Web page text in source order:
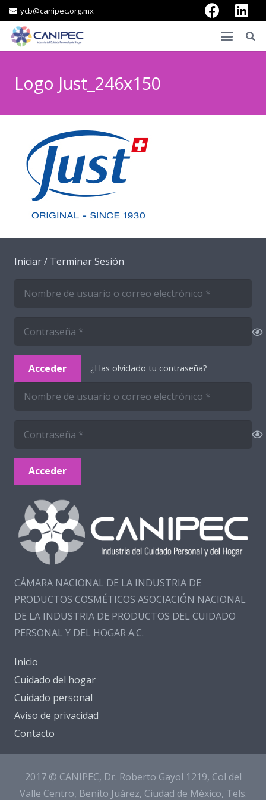
ycb@canipec.org.mx
Logo Just_246x150
Iniciar / Terminar Sesión
Acceder ¿Has olvidado tu contraseña?
Acceder
CÁMARA NACIONAL DE LA INDUSTRIA DE
PRODUCTOS COSMÉTICOS ASOCIACIÓN NACIONAL
DE LA INDUSTRIA DE PRODUCTOS DEL CUIDADO
PERSONAL Y DEL HOGAR A.C.
Inicio
Cuidado del hogar
Cuidado personal
Aviso de privacidad
Contacto
2017 © CANIPEC, Dr. Roberto Gayol 1219, Col del
Valle Centro, Benito Juárez, Ciudad de México, Tels.